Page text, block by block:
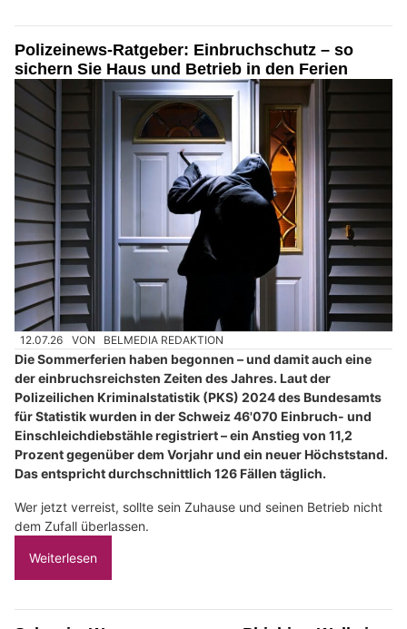
Polizeinews-Ratgeber: Einbruchschutz – so
sichern Sie Haus und Betrieb in den Ferien
12.07.26 VON BELMEDIA REDAKTION
Die Sommerferien haben begonnen – und damit auch eine
der einbruchsreichsten Zeiten des Jahres. Laut der
Polizeilichen Kriminalstatistik (PKS) 2024 des Bundesamts
für Statistik wurden in der Schweiz 46'070 Einbruch- und
Einschleichdiebstähle registriert – ein Anstieg von 11,2
Prozent gegenüber dem Vorjahr und ein neuer Höchststand.
Das entspricht durchschnittlich 126 Fällen täglich.
Wer jetzt verreist, sollte sein Zuhause und seinen Betrieb nicht
dem Zufall überlassen.
Weiterlesen